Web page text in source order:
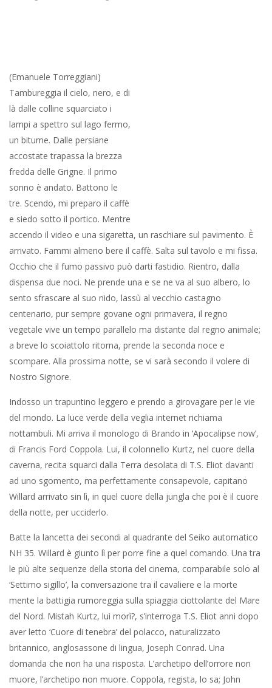
Batte la lancetta dei secondi al quadrante del Seiko automatico
NH 35. Willard è giunto lì per porre fine a quel comando. Una tra
le più alte sequenze della storia del cinema, comparabile solo al
‘Settimo sigillo’, la conversazione tra il cavaliere e la morte
mente la battigia rumoreggia sulla spiaggia ciottolante del Mare
del Nord. Mistah Kurtz, lui morì?, s’interroga T.S. Eliot anni dopo
aver letto ‘Cuore di tenebra’ del polacco, naturalizzato
britannico, anglosassone di lingua, Joseph Conrad. Una
domanda che non ha una risposta. L’archetipo dell’orrore non
muore, l’archetipo non muore. Coppola, regista, lo sa; John
Milius, sceneggiatore, lo sa; Marlon Brando, attore, lo sa. Ezra
Pound che ha rivisto e riordinato e riveduto e corretto ‘La terra
desolata’ lo sa. “A coloro che non sanno ciò che significa
l’orrore, no, l’orrore ha un volto, e bisogna farsi zmico l’orrore,
l’orrore, terrore morale l’orrore, sono i tuoi amici, ma se non lo
sono, essi sono nemici da temere, sono dei veri nemici. Ricordo
quand’ero nelle forze speciali, sembra migliaia di secoli fa,
andammo in un campo, per vaccinare dei bambini, lasciammo il
campo dopo aver vaccinato i bambini contro la polio, più tardi
tornammo al campo, erano venuti i vietcong e avevano tagliato
ogni braccio vaccinato. Erano là in un mucchio, mucchio di
piccole braccia, e mi ricordo che ho pianto come una madre,
volevo strapparmi i denti di bocca, non sapevo quello che
volevo fare, e voglio ricordarlo, non voglio mai dimenticarlo. Mai
dimenticarlo. Poi mi sono reso conto, come fossi stato colpito,
colpito da un diamante, una pallottola di diamante in piena
fronte, e ho pensato, mio Dio! che genio c’è in questo, che
genio, che volontà per far questo, perfetto, genuino, cristallino,
puro, e così mi resi conto che loro erano più forti di noi, perché
loro la sopportavano, questi non erano mostri, quadri
addestrati, uomini che combattevano col cuore, che hanno
famiglia, che sono pieni d’amore, ma che avevano la forza di
fare questo, se io avessi dieci divisioni di questi uomini, i nostri
problemi qui si risolverebbero molto rapidamente, bisogna
avere uomini con un senso morale e che allo stesso tempo
siano capaci di utilizzare i loro primordiali istinti di uccidere senza
emozioni, senza passione, senza discernimento, perché è il